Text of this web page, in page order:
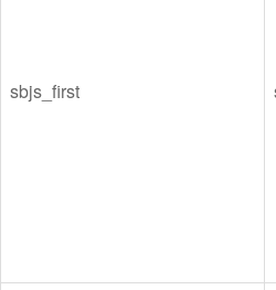
sbjs_first